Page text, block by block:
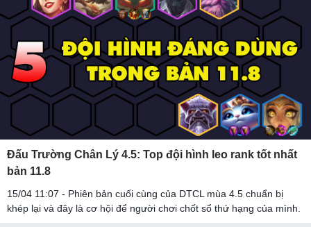
Đấu Trường Chân Lý 4.5: Top đội hình leo rank tốt nhất
bản 11.8
15/04 11:07 - Phiên bản cuối cùng của DTCL mùa 4.5 chuẩn bị
khép lại và đây là cơ hội để người chơi chốt sổ thứ hạng của mình.